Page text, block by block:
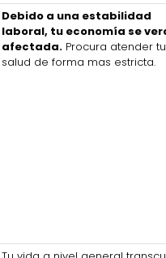
Debido a una estabilidad
laboral, tu economía se
afectada. Procura atender tu
salud de forma mas estricta.